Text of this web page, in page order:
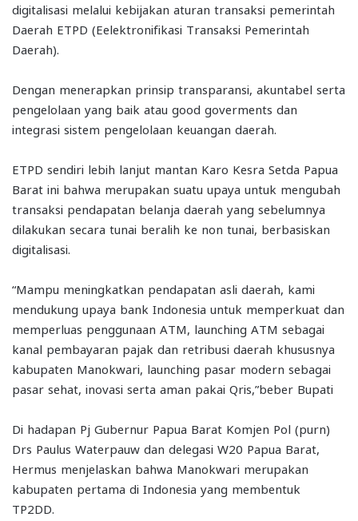
digitalisasi melalui kebijakan aturan transaksi pemerintah
Daerah ETPD (Eelektronifikasi Transaksi Pemerintah
Daerah).
Dengan menerapkan prinsip transparansi, akuntabel serta
pengelolaan yang baik atau good goverments dan
integrasi sistem pengelolaan keuangan daerah.
ETPD sendiri lebih lanjut mantan Karo Kesra Setda Papua
Barat ini bahwa merupakan suatu upaya untuk mengubah
transaksi pendapatan belanja daerah yang sebelumnya
dilakukan secara tunai beralih ke non tunai, berbasiskan
digitalisasi.
“Mampu meningkatkan pendapatan asli daerah, kami
mendukung upaya bank Indonesia untuk memperkuat dan
memperluas penggunaan ATM, launching ATM sebagai
kanal pembayaran pajak dan retribusi daerah khususnya
kabupaten Manokwari, launching pasar modern sebagai
pasar sehat, inovasi serta aman pakai Qris,”beber Bupati
Di hadapan Pj Gubernur Papua Barat Komjen Pol (purn)
Drs Paulus Waterpauw dan delegasi W20 Papua Barat,
Hermus menjelaskan bahwa Manokwari merupakan
kabupaten pertama di Indonesia yang membentuk
TP2DD.